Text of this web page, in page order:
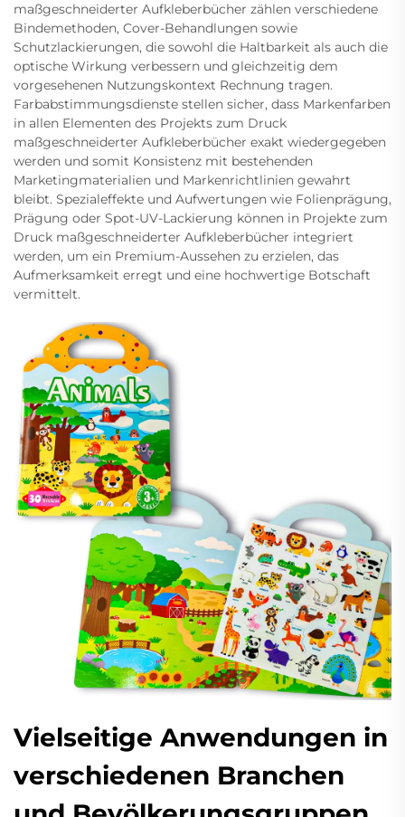
maßgeschneiderter Aufkleberbücher zählen verschiedene
Bindemethoden, Cover-Behandlungen sowie
Schutzlackierungen, die sowohl die Haltbarkeit als auch die
optische Wirkung verbessern und gleichzeitig dem
vorgesehenen Nutzungskontext Rechnung tragen.
Farbabstimmungsdienste stellen sicher, dass Markenfarben
in allen Elementen des Projekts zum Druck
maßgeschneiderter Aufkleberbücher exakt wiedergegeben
werden und somit Konsistenz mit bestehenden
Marketingmaterialien und Markenrichtlinien gewahrt
bleibt. Spezialeffekte und Aufwertungen wie Folienprägung,
Prägung oder Spot-UV-Lackierung können in Projekte zum
Druck maßgeschneiderter Aufkleberbücher integriert
werden, um ein Premium-Aussehen zu erzielen, das
Aufmerksamkeit erregt und eine hochwertige Botschaft
vermittelt.
Vielseitige Anwendungen in
verschiedenen Branchen